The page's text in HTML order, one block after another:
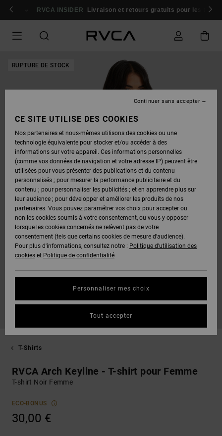
maintenantRVCA INSIDER Livraison et retours gratuits pour les
RUPTURE DE STOCK
T-Shirts
RVCA Arch Keyline - T-shirt pour Femme
T-shirt Noir Femme
ECO-BONUS
30,00 €
CE SITE UTILISE DES COOKIES
Nos partenaires et nous-mêmes utilisons des cookies ou une
technologie équivalente pour stocker et/ou accéder à des
informations sur votre appareil. Ces informations personnelles
(comme vos données de navigation et votre adresse IP) peuvent être
utilisées pour vous présenter des publications et du contenu
personnalisés ; pour mesurer la performance publicitaire et du
contenu ; pour personnaliser les publicités ; et en apprendre plus sur
leur audience ; pour développer et améliorer les produits de nos
partenaires. Vous pouvez paramétrer vos choix pour accepter ou
non les cookies soumis à votre consentement, ou vous y opposer
lorsque les cookies concernés ne relèvent pas de votre
consentement (tels que certains cookies de mesure d’audience).
Pour plus d'informations, consultez notre : Politique d'utilisation des
cookies et Politique de confidentialité
Personnaliser mes choix
Continuer sans accepter
Tout accepter